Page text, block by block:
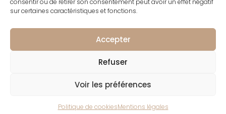
consentir ou de retirer son consentement peut avoir un effet négatif
sur certaines caractéristiques et fonctions.
Accepter
Refuser
Voir les préférences
Politique de cookiesMentions légales
Contact
01 42 66 50 70
182 Rue de Rivoli, 75001 Paris
DESCOLONGES